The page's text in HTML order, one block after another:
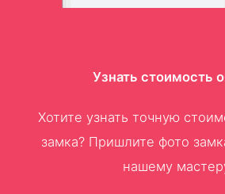
Узнать стоимость
Хотите узнать точную
замка? Пришлите фото
нашему